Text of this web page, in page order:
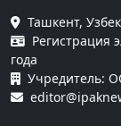
Ташкент,
Регистрация
года
Учредитель: